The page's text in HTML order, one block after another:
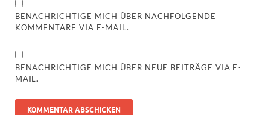
BENACHRICHTIGE MICH ÜBER NACHFOLGENDE
KOMMENTARE VIA E-MAIL.
BENACHRICHTIGE MICH ÜBER NEUE BEITRÄGE VIA E-
MAIL.